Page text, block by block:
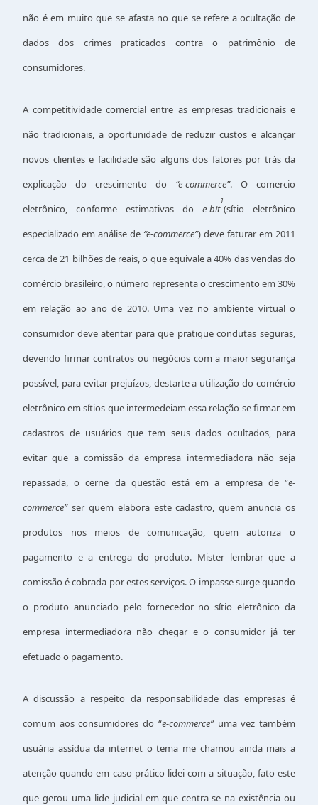
não é em muito que se afasta no que se refere a ocultação de
dados dos crimes praticados contra o patrimônio de
consumidores.
A competitividade comercial entre as empresas tradicionais e
não tradicionais, a oportunidade de reduzir custos e alcançar
novos clientes e facilidade são alguns dos fatores por trás da
explicação do crescimento do “e-commerce”. O comercio
eletrônico, conforme estimativas do e-bit
1
(sítio eletrônico
especializado em análise de “e-commerce”) deve faturar em 2011
cerca de 21 bilhões de reais, o que equivale a 40% das vendas do
comércio brasileiro, o número representa o crescimento em 30%
em relação ao ano de 2010. Uma vez no ambiente virtual o
consumidor deve atentar para que pratique condutas seguras,
devendo firmar contratos ou negócios com a maior segurança
possível, para evitar prejuízos, destarte a utilização do comércio
eletrônico em sítios que intermedeiam essa relação se firmar em
cadastros de usuários que tem seus dados ocultados, para
evitar que a comissão da empresa intermediadora não seja
repassada, o cerne da questão está em a empresa de “e-
commerce” ser quem elabora este cadastro, quem anuncia os
produtos nos meios de comunicação, quem autoriza o
pagamento e a entrega do produto. Mister lembrar que a
comissão é cobrada por estes serviços. O impasse surge quando
o produto anunciado pelo fornecedor no sítio eletrônico da
empresa intermediadora não chegar e o consumidor já ter
efetuado o pagamento.
A discussão a respeito da responsabilidade das empresas é
comum aos consumidores do “e-commerce” uma vez também
usuária assídua da internet o tema me chamou ainda mais a
atenção quando em caso prático lidei com a situação, fato este
que gerou uma lide judicial em que centra-se na existência ou